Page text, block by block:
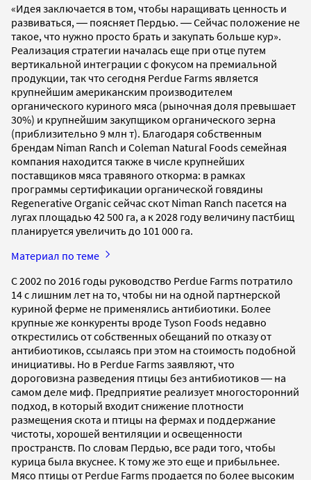
«Идея заключается в том, чтобы наращивать ценность и
развиваться, ― поясняет Пердью. ― Сейчас положение не
такое, что нужно просто брать и закупать больше кур».
Реализация стратегии началась еще при отце путем
вертикальной интеграции с фокусом на премиальной
продукции, так что сегодня Perdue Farms является
крупнейшим американским производителем
органического куриного мяса (рыночная доля превышает
30%) и крупнейшим закупщиком органического зерна
(приблизительно 9 млн т). Благодаря собственным
брендам Niman Ranch и Coleman Natural Foods семейная
компания находится также в числе крупнейших
поставщиков мяса травяного откорма: в рамках
программы сертификации органической говядины
Regenerative Organic сейчас скот Niman Ranch пасется на
лугах площадью 42 500 га, а к 2028 году величину пастбищ
планируется увеличить до 101 000 га.
Материал по теме
С 2002 по 2016 годы руководство Perdue Farms потратило
14 с лишним лет на то, чтобы ни на одной партнерской
куриной ферме не применялись антибиотики. Более
крупные же конкуренты вроде Tyson Foods недавно
открестились от собственных обещаний по отказу от
антибиотиков, ссылаясь при этом на стоимость подобной
инициативы. Но в Perdue Farms заявляют, что
дороговизна разведения птицы без антибиотиков ― на
самом деле миф. Предприятие реализует многосторонний
подход, в который входит снижение плотности
размещения скота и птицы на фермах и поддержание
чистоты, хорошей вентиляции и освещенности
пространств. По словам Пердью, все ради того, чтобы
курица была вкуснее. К тому же это еще и прибыльнее.
Мясо птицы от Perdue Farms продается по более высоким